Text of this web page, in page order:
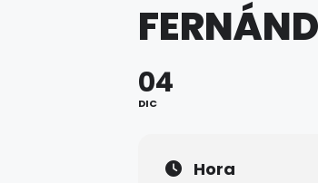
04
DIC
Hora